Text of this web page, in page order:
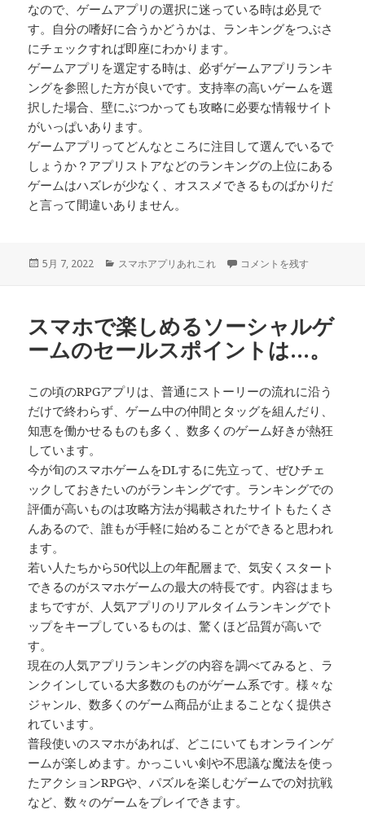
なので、ゲームアプリの選択に迷っている時は必見で
す。自分の嗜好に合うかどうかは、ランキングをつぶさ
にチェックすれば即座にわかります。
ゲームアプリを選定する時は、必ずゲームアプリランキ
ングを参照した方が良いです。支持率の高いゲームを選
択した場合、壁にぶつかっても攻略に必要な情報サイト
がいっぱいあります。
ゲームアプリってどんなところに注目して選んでいるで
しょうか？アプリストアなどのランキングの上位にある
ゲームはハズレが少なく、オススメできるものばかりだ
と言って間違いありません。
投
5月 7, 2022
カ
ー
スマホアプリあれこれ 初めての方でも気軽にプレ
コメントを残す
スマホで楽しめるソーシャルゲ
ームのセールスポイントは…。
この頃のRPGアプリは、普通にストーリーの流れに沿う
だけで終わらず、ゲーム中の仲間とタッグを組んだり、
知恵を働かせるものも多く、数多くのゲーム好きが熱狂
しています。
今が旬のスマホゲームをDLするに先立って、ぜひチェ
ックしておきたいのがランキングです。ランキングでの
評価が高いものは攻略方法が掲載されたサイトもたくさ
んあるので、誰もが手軽に始めることができると思われ
ます。
若い人たちから50代以上の年配層まで、気安くスタート
できるのがスマホゲームの最大の特長です。内容はまち
まちですが、人気アプリのリアルタイムランキングでト
ップをキープしているものは、驚くほど品質が高いで
す。
現在の人気アプリランキングの内容を調べてみると、ラ
ンクインしている大多数のものがゲーム系です。様々な
ジャンル、数多くのゲーム商品が止まることなく提供さ
れています。
普段使いのスマホがあれば、どこにいてもオンラインゲ
ームが楽しめます。かっこいい剣や不思議な魔法を使っ
たアクションRPGや、パズルを楽しむゲームでの対抗戦
など、数々のゲームをプレイできます。